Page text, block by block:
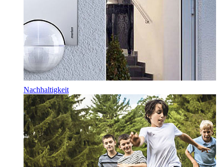
Nachhaltigkeit